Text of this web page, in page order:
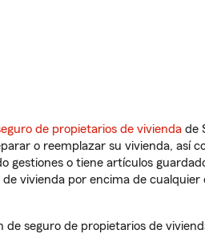
de propietarios de vivienda de
o reemplazar su vivienda, así
gestiones o tiene artículos
vivienda por encima de cualquier
seguro de propietarios de